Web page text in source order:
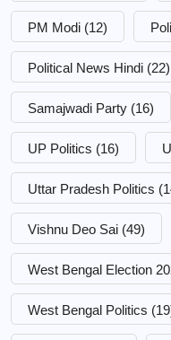
PM Modi (12)
Political News Hindi (22)
Samajwadi Party (16)
UP Politics (16)
Uttar Pradesh Politics
Vishnu Deo Sai (49)
West Bengal Election
West Bengal Politics